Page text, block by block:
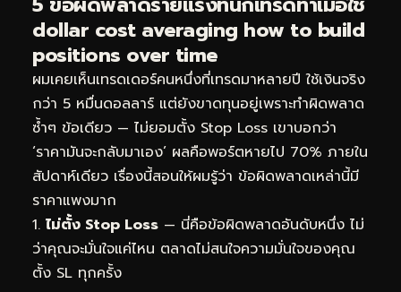
dollar cost averaging how to build
positions over time
ผมเคยเห็นเทรดเดอร์คนหนึ่งที่เทรดมาหลายปี ใช้เงินจริง
กว่า 5 หมื่นดอลลาร์ แต่ยังขาดทุนอยู่เพราะทำผิดพลาด
ซ้ำๆ ข้อเดียว — ไม่ยอมตั้ง Stop Loss เขาบอกว่า
‘ราคามันจะกลับมาเอง’ ผลคือพอร์ตหายไป 70% ภายใน
สัปดาห์เดียว เรื่องนี้สอนให้ผมรู้ว่า ข้อผิดพลาดเหล่านี้มี
ราคาแพงมาก
ไม่ตั้ง Stop Loss — นี่คือข้อผิดพลาดอันดับหนึ่ง ไม่
ว่าคุณจะมั่นใจแค่ไหน ตลาดไม่สนใจความมั่นใจของคุณ
ตั้ง SL ทุกครั้ง